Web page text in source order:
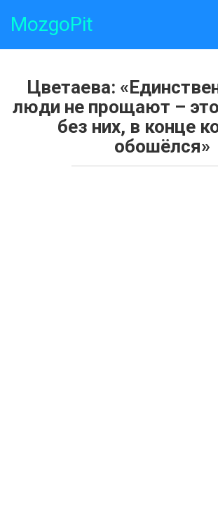
MozgoPit
Цветаева:
люди не прощают –
без них, в конце
обошёлся»